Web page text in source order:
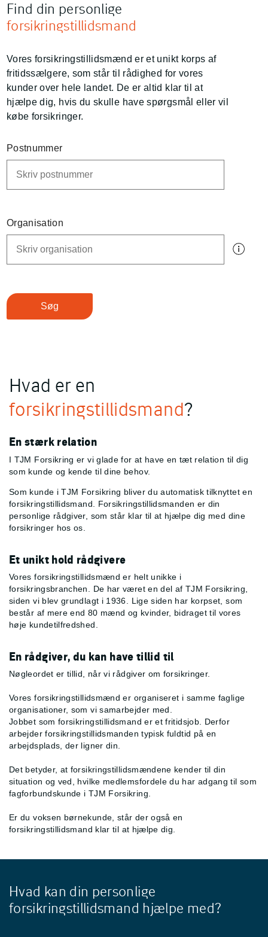
Find din personlige
forsikringstillidsmand
Vores forsikringstillidsmænd er et unikt korps af
fritidssælgere, som står til rådighed for vores
kunder over hele landet. De er altid klar til at
hjælpe dig, hvis du skulle have spørgsmål eller vil
købe forsikringer.
Postnummer
Organisation
Søg
Hvad er en
forsikringstillidsmand?
En stærk relation
I TJM Forsikring er vi glade for at have en tæt relation til dig
som kunde og kende til dine behov.
Som kunde i TJM Forsikring bliver du automatisk tilknyttet en
forsikringstillidsmand. Forsikringstillidsmanden er din
personlige rådgiver, som står klar til at hjælpe dig med dine
forsikringer hos os.
Et unikt hold rådgivere
Vores forsikringstillidsmænd er helt unikke i
forsikringsbranchen. De har været en del af TJM Forsikring,
siden vi blev grundlagt i 1936. Lige siden har korpset, som
består af mere end 80 mænd og kvinder, bidraget til vores
høje kundetilfredshed.
En rådgiver, du kan have tillid til
Nøgleordet er tillid, når vi rådgiver om forsikringer.
Vores forsikringstillidsmænd er organiseret i samme faglige
organisationer, som vi samarbejder med.
Jobbet som forsikringstillidsmand er et fritidsjob. Derfor
arbejder forsikringstillidsmanden typisk fuldtid på en
arbejdsplads, der ligner din.
Det betyder, at forsikringstillidsmændene kender til din
situation og ved, hvilke medlemsfordele du har adgang til som
fagforbundskunde i TJM Forsikring.
Er du voksen børnekunde, står der også en
forsikringstillidsmand klar til at hjælpe dig.
Hvad kan din personlige
forsikringstillidsmand hjælpe med?